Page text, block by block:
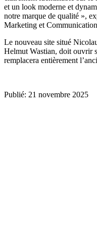
et un look moderne et
notre marque de qualité »,
Marketing et
Le nouveau site situé
Helmut Wastian, doit ouvrir
remplacera entièrement
Publié: 21 novembre 2025